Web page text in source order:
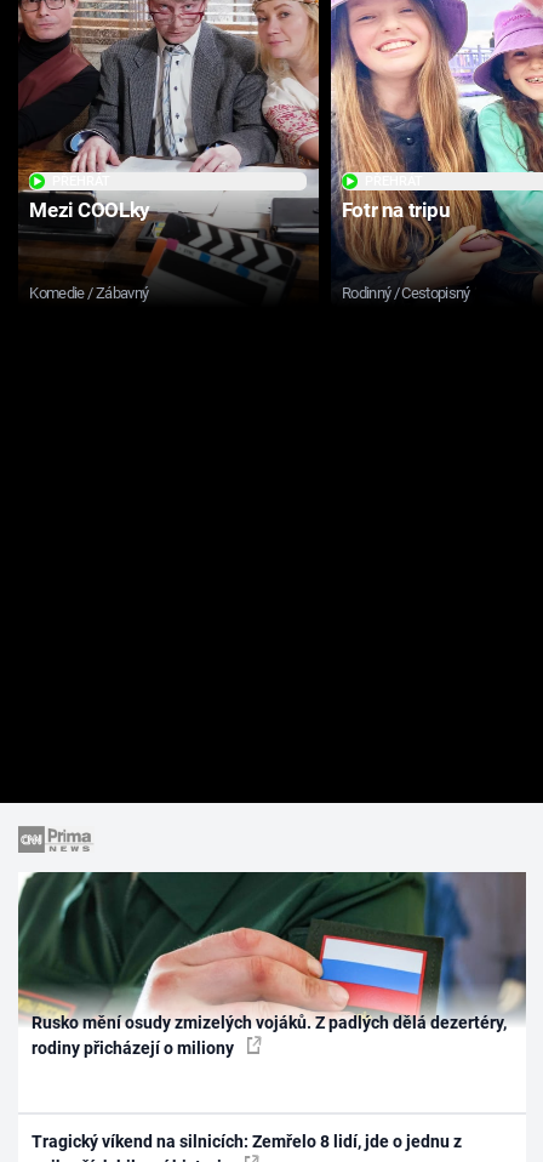
Mezi COOLky
Komedie / Zábavný
Fotr na tripu
Rodinný / Cestopisný
Rusko mění osudy zmizelých vojáků. Z padlých dělá dezertéry,
rodiny přicházejí o miliony
Tragický víkend na silnicích: Zemřelo 8 lidí, jde o jednu z